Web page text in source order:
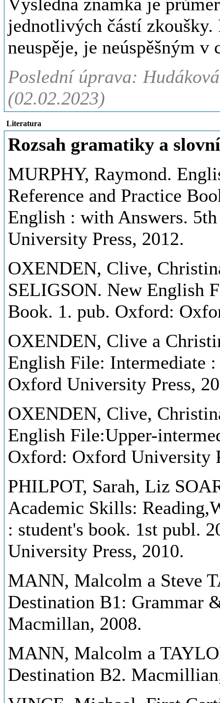
jednotlivých částí zkoušky.
neuspěje, je neúspěšným v
Poslední úprava:
(02.02.2023)
Literatura
Rozsah gramatiky a
MURPHY, Raymond.
Reference and Practice
English : with Answers.
University Press, 2012.
OXENDEN, Clive,
SELIGSON. New English
Book. 1. pub. Oxford:
OXENDEN, Clive a
English File: Intermediate
Oxford University Press,
OXENDEN, Clive,
English File:Upper-
Oxford: Oxford University
PHILPOT, Sarah, Liz
Academic Skills:
: student's book. 1st publ.
University Press, 2010.
MANN, Malcolm a Steve
Destination B1: Grammar
Macmillan, 2008.
MANN, Malcolm a
Destination B2.